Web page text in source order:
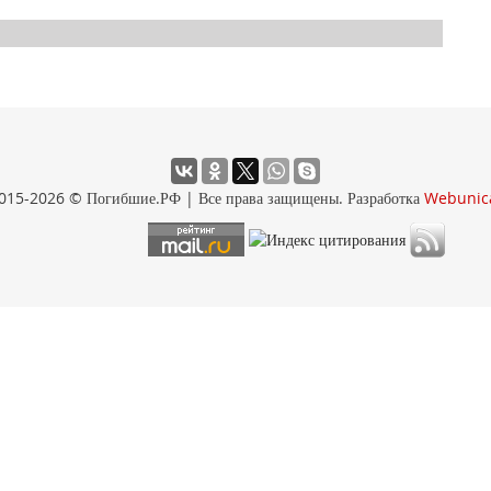
2026 © Погибшие.РФ | Все права защищены. Разработка